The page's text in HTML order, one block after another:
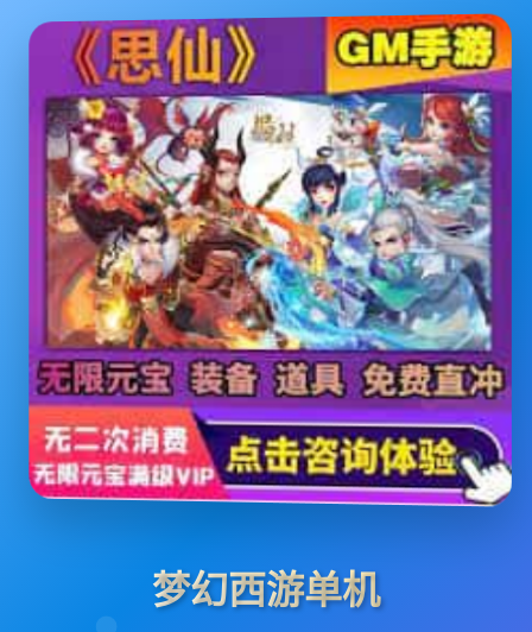
梦幻西游单机